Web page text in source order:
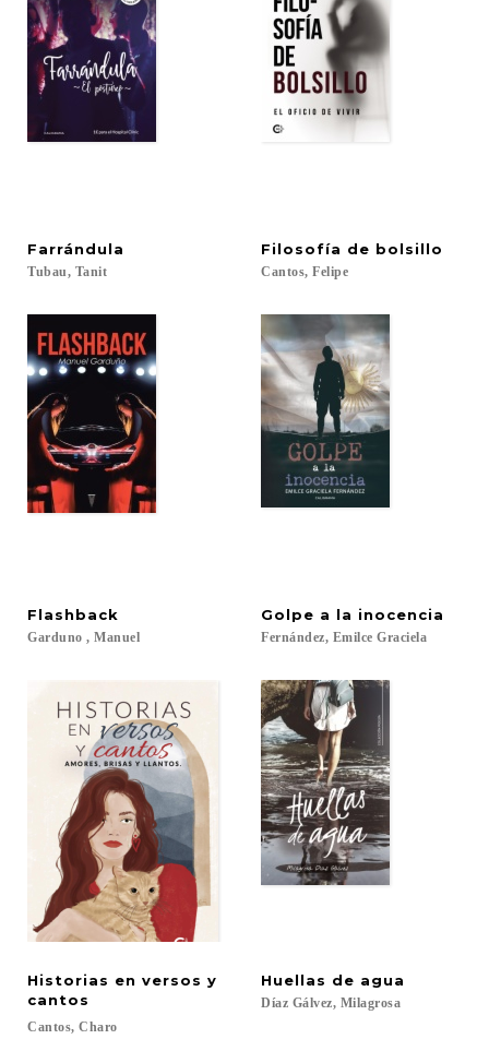
Farrándula
Tubau, Tanit
Filosofía de bolsillo
Cantos, Felipe
Flashback
Garduno , Manuel
Golpe a la inocencia
Fernández, Emilce Graciela
Historias en versos y
cantos
Cantos, Charo
Huellas de agua
Díaz Gálvez, Milagrosa